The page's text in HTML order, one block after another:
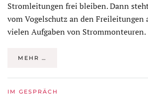
Stromleitungen frei bleiben. Dann
vom Vogelschutz an den Freileitungen
vielen Aufgaben von Strommonteuren.
MEHR …
IM GESPRÄCH